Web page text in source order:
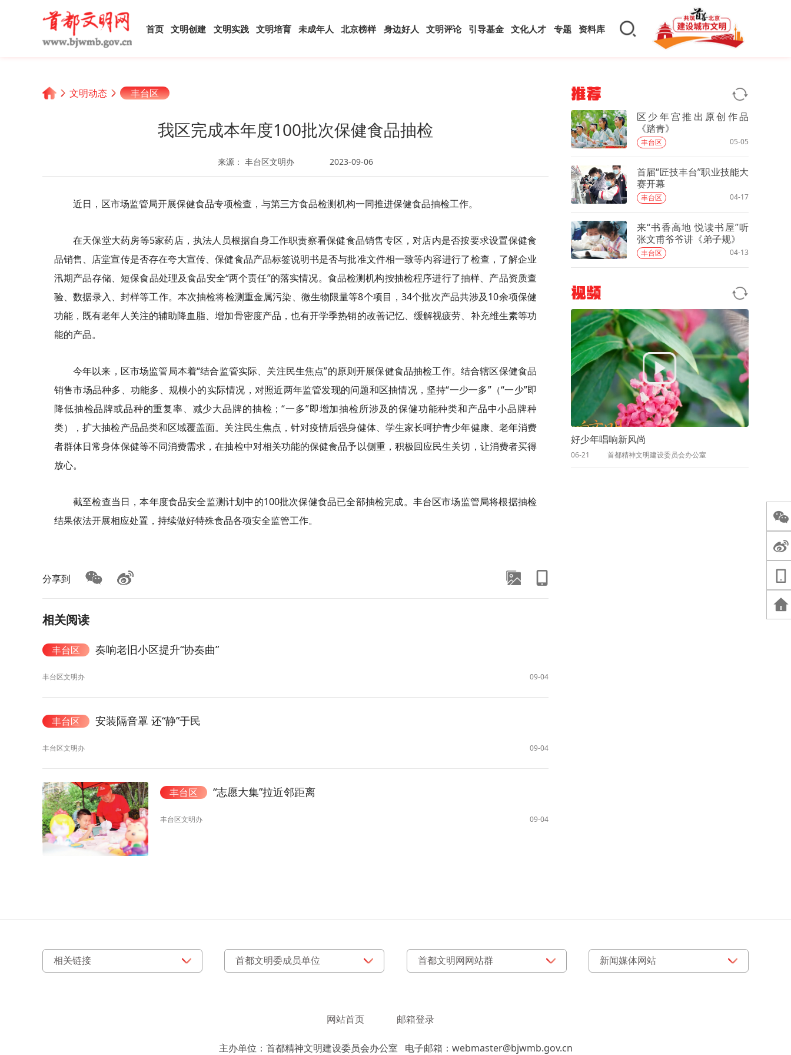
首页 文明创建 文明实践 文明培育 未成年人 北京榜样 身边好人 文明评论 引导基金 文化人才 专题 资料库
文明动态 丰台区
我区完成本年度100批次保健食品抽检
来源： 丰台区文明办 2023-09-06
近日，区市场监管局开展保健食品专项检查，与第三方食品检测机构一同推进保健食品抽检工作。
在天保堂大药房等5家药店，执法人员根据自身工作职责察看保健食品销售专区，对店内是否按要求设置保健食
品销售、店堂宣传是否存在夸大宣传、保健食品产品标签说明书是否与批准文件相一致等内容进行了检查，了解企业
汛期产品存储、短保食品处理及食品安全“两个责任”的落实情况。食品检测机构按抽检程序进行了抽样、产品资质查
验、数据录入、封样等工作。本次抽检将检测重金属污染、微生物限量等8个项目，34个批次产品共涉及10余项保健
功能，既有老年人关注的辅助降血脂、增加骨密度产品，也有开学季热销的改善记忆、缓解视疲劳、补充维生素等功
能的产品。
今年以来，区市场监管局本着“结合监管实际、关注民生焦点”的原则开展保健食品抽检工作。结合辖区保健食品
销售市场品种多、功能多、规模小的实际情况，对照近两年监管发现的问题和区抽情况，坚持“一少一多”（“一少”即
降低抽检品牌或品种的重复率、减少大品牌的抽检；“一多”即增加抽检所涉及的保健功能种类和产品中小品牌种
类），扩大抽检产品品类和区域覆盖面。关注民生焦点，针对疫情后强身健体、学生家长呵护青少年健康、老年消费
者群体日常身体保健等不同消费需求，在抽检中对相关功能的保健食品予以侧重，积极回应民生关切，让消费者买得
放心。
截至检查当日，本年度食品安全监测计划中的100批次保健食品已全部抽检完成。丰台区市场监管局将根据抽检
结果依法开展相应处置，持续做好特殊食品各项安全监管工作。
分享到
相关阅读
丰台区 奏响老旧小区提升“协奏曲”
丰台区文明办 09-04
丰台区 安装隔音罩 还“静”于民
丰台区文明办 09-04
丰台区 “志愿大集”拉近邻距离
丰台区文明办 09-04
推荐
区少年宫推出原创作品
《踏青》
丰台区 05-05
首届“匠技丰台”职业技能大
赛开幕
丰台区 04-17
来“书香高地 悦读书屋”听
张文甫爷爷讲《弟子规》
丰台区 04-13
视频
好少年唱响新风尚
06-21 首都精神文明建设委员会办公室
网站首页 邮箱登录
主办单位：首都精神文明建设委员会办公室 电子邮箱：webmaster@bjwmb.gov.cn